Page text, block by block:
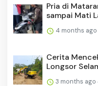
Pria di
sampai Mati
4 months ago
Cerita
Longsor
3 months ago